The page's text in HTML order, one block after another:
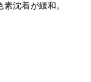
沈着が緩和。